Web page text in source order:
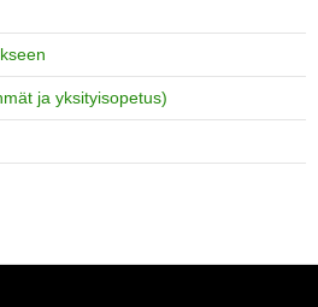
ja yksityisopetus)